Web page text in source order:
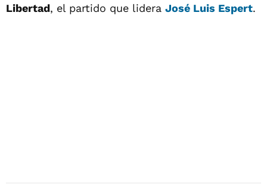
Libertad, el partido que lidera José Luis Espert.